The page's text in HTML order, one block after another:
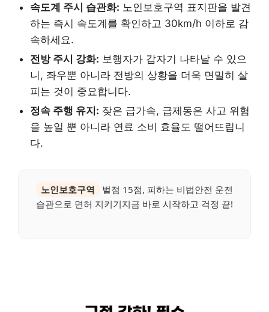
속도계 주시 습관화: 노인보호구역 표지판을 발견
하는 즉시 속도계를 확인하고 30km/h 이하로 감
속하세요.
전방 주시 강화: 보행자가 갑자기 나타날 수 있으
니, 좌우뿐 아니라 전방의 상황을 더욱 면밀히 살
피는 것이 중요합니다.
정속 주행 유지: 잦은 급가속, 급제동은 사고 위험
을 높일 뿐 아니라 연료 소비 효율도 떨어뜨립니
다.
노인보호구역
벌점 15점, 피하는 비법안전 운전
습관으로 면허 지키기지금 바로 시작하고 걱정 끝!